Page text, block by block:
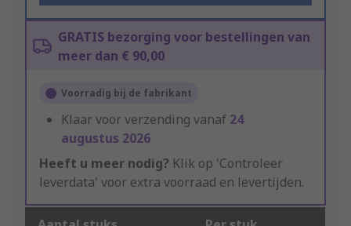
GRATIS bezorging voor bestellingen van
meer dan € 90,00
Voorradig bij de fabrikant
Klaar voor verzending vanaf 24
augustus 2026
Heeft u meer nodig? Klik op 'Controleer
leverdata' voor extra voorraad en levertijden.